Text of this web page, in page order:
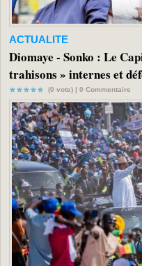
ACTUALITE
Diomaye - Sonko : Le
trahisons » internes et
(0 vote) | 0 Commentaire